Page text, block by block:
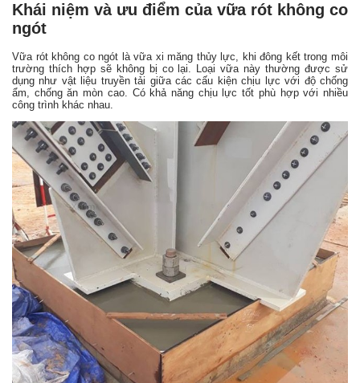
Khái niệm và ưu điểm của vữa rót không co
ngót
Vữa rót không co ngót là vữa xi măng thủy lực, khi đông kết trong môi
trường thích hợp sẽ không bị co lại. Loại vữa này thường được sử
dụng như vật liệu truyền tải giữa các cấu kiện chịu lực với độ chống
ẩm, chống ăn mòn cao. Có khả năng chịu lực tốt phù hợp với nhiều
công trình khác nhau.